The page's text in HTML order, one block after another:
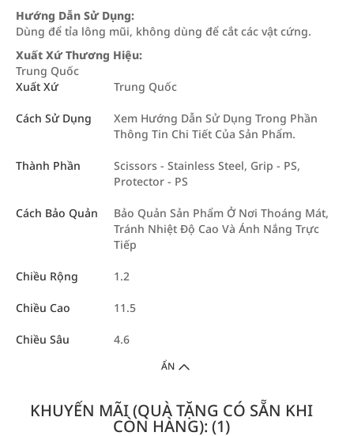
Hướng Dẫn Sử Dụng:
Dùng để tỉa lông mũi, không dùng để cắt các vật cứng.
Xuất Xứ Thương Hiệu:
Trung Quốc
Xuất Xứ
Trung Quốc
Cách Sử Dụng
Xem Hướng Dẫn Sử Dụng Trong Phần
Thông Tin Chi Tiết Của Sản Phẩm.
Thành Phần
Scissors - Stainless Steel, Grip - PS,
Protector - PS
Cách Bảo Quản
Bảo Quản Sản Phẩm Ở Nơi Thoáng Mát,
Tránh Nhiệt Độ Cao Và Ánh Nắng Trực
Tiếp
Chiều Rộng 1.2
Chiều Cao 11.5
Chiều Sâu 4.6
ẨN
KHUYẾN MÃI (QUÀ TẶNG CÓ SẴN KHI
CÒN HÀNG): (1)